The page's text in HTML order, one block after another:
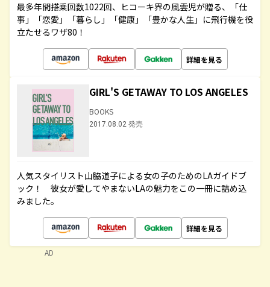
最多年間搭乗回数1022回、ヒコーキ界の風雲児が贈る、「仕
事」「恋愛」「暮らし」「健康」「豊かな人生」に飛行機を役
立たせるワザ80！
詳細を見る
GIRL'S GETAWAY TO LOS ANGELES
BOOKS
2017.08.02 発売
人気スタイリスト山脇道子による女の子のためのLAガイドブ
ック！ 彼女が愛してやまないLAの魅力をこの一冊に詰め込
みました。
詳細を見る
AD